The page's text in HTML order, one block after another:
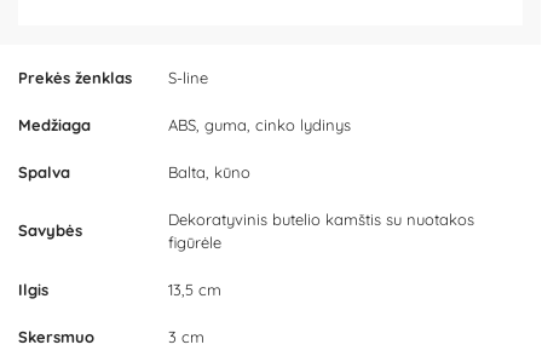
Prekės ženklas S-line
Medžiaga ABS, guma, cinko lydinys
Spalva Balta, kūno
Savybės
Dekoratyvinis butelio kamštis su nuotakos
figūrėle
Ilgis 13,5 cm
Skersmuo 3 cm